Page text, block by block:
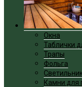
Окна
Таблички
Трапы
Фольга
Камни для